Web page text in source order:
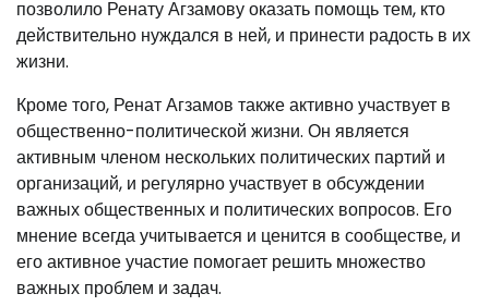
позволило Ренату Агзамову оказать помощь тем, кто
действительно нуждался в ней, и принести радость в их
жизни.
Кроме того, Ренат Агзамов также активно участвует в
общественно-политической жизни. Он является
активным членом нескольких политических партий и
организаций, и регулярно участвует в обсуждении
важных общественных и политических вопросов. Его
мнение всегда учитывается и ценится в сообществе, и
его активное участие помогает решить множество
важных проблем и задач.